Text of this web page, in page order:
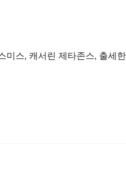
, 캐서린 제타존스, 출세한